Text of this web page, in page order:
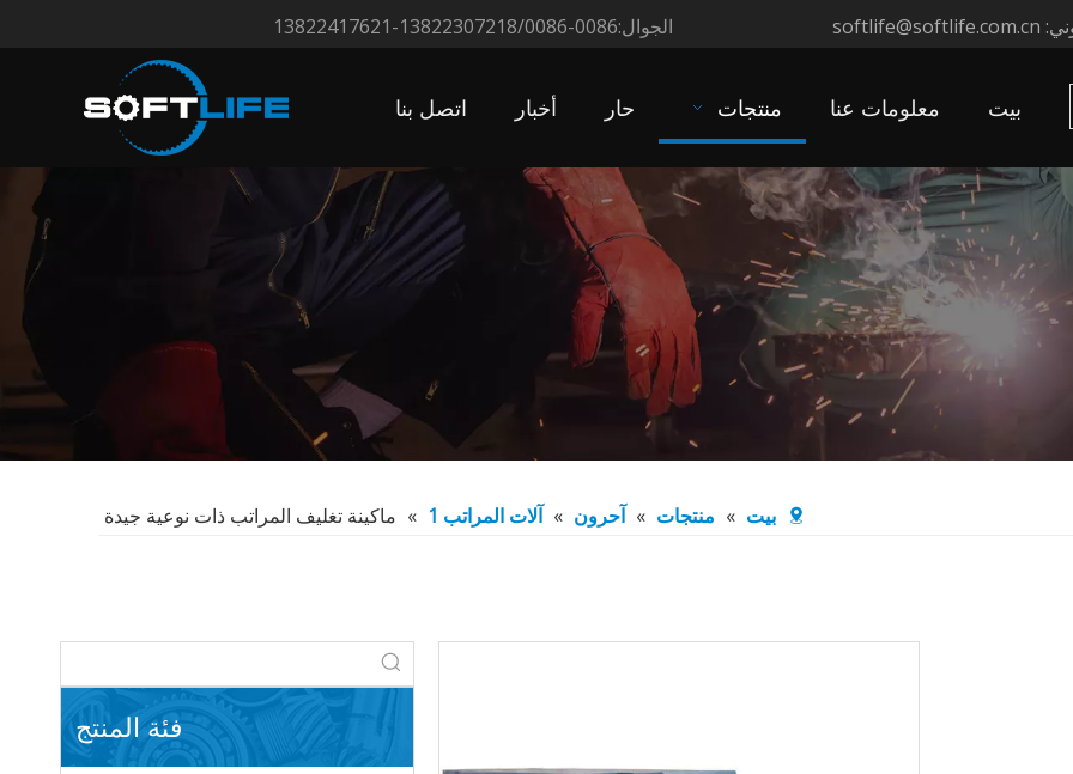
الجوال:0086-13822307218/0086-13822417621 softlife@softlife.com.cn
بيت معلومات عنا منتجات حار أخبار اتصل بنا
بيت » منتجات » آحرون » آلات المراتب 1 » ماكينة تغليف المراتب ذات نوعية جيدة
فئة المنتج